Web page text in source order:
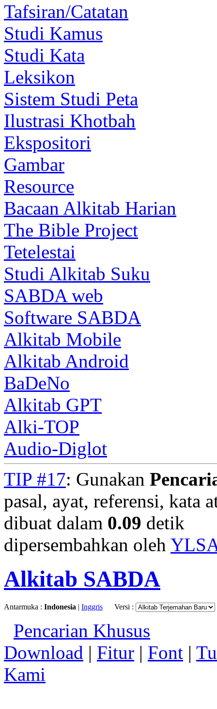
Tafsiran/Catatan
Studi Kamus
Studi Kata
Leksikon
Sistem Studi Peta
Ilustrasi Khotbah
Ekspositori
Gambar
Resource
Bacaan Alkitab Harian
The Bible Project
Tetelestai
Studi Alkitab Suku
SABDA web
Software SABDA
Alkitab Mobile
Alkitab Android
BaDeNo
Alkitab GPT
Alki-TOP
Audio-Diglot
TIP #17: Gunakan
pasal, ayat, referensi, kata
dibuat dalam 0.09 detik
dipersembahkan oleh
Alkitab SABDA
Antarmuka : Indonesia | Inggris Versi :
Pencarian Khusus
Download | Fitur | Font |
Kami